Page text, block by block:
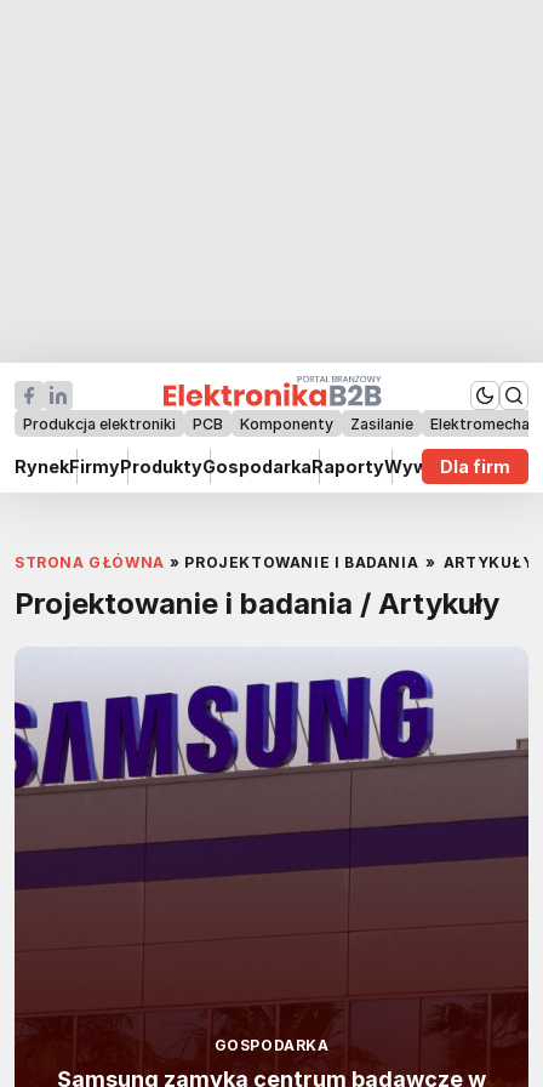
Produkcja elektroniki PCB Komponenty Zasilanie
RynekFirmyProduktyGospodarkaRaportyWywiadyDla firm
STRONA GŁÓWNA » PROJEKTOWANIE I BADANIA » ARTYKUŁY
Projektowanie i badania / Artykuły
GOSPODARKA
Samsung zamyka centrum badawcze w